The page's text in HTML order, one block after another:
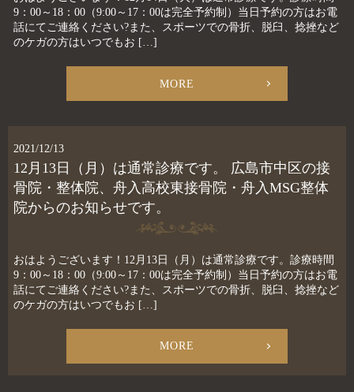
9：00～18：00（9:00～17：00は完全予約制）当日予約の方はお電
話にてご連絡ください?また、スポーツでの骨折、脱臼、捻挫など
のケガの方はいつでもお […]
MORE
2021/12/13
12月13日（月）は通常診療です。 広島市中区の接
骨院・整体院、舟入高校東接骨院・舟入MSG整体
院からのお知らせです。
おはようございます！12月13日（月）は通常診療です。診療時間
9：00～18：00（9:00～17：00は完全予約制）当日予約の方はお電
話にてご連絡ください?また、スポーツでの骨折、脱臼、捻挫など
のケガの方はいつでもお […]
MORE